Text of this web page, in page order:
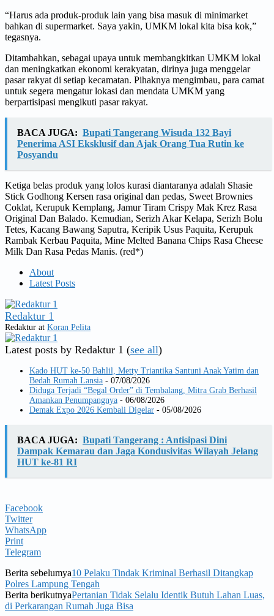
“Harus ada produk-produk lain yang bisa masuk di minimarket
bahkan di supermarket. Saya yakin, UMKM lokal kita bisa kok,”
tegasnya.
Ditambahkan, sebagai upaya untuk membangkitkan UMKM lokal
dan meningkatkan ekonomi kerakyatan, dirinya juga menggelar
pasar rakyat di setiap kecamatan. Pihaknya mengimbau, para camat
untuk segera mengatur lokasi dan mendata UMKM yang
berpartisipasi mengikuti pasar rakyat.
BACA JUGA: Bupati Tangerang Wisuda 132 Bayi
Penerima ASI Eksklusif dan Ajak Orang Tua Rutin ke
Posyandu
Ketiga belas produk yang lolos kurasi diantaranya adalah Shasie
Stick Godhong Kersen rasa original dan pedas, Sweet Brownies
Coklat, Kerupuk Kemplang, Jamur Tiram Crispy Mak Krez Rasa
Original Dan Balado. Kemudian, Serizh Akar Kelapa, Serizh Bolu
Tetes, Kacang Bawang Saputra, Keripik Usus Paquita, Kerupuk
Rambak Kerbau Paquita, Mine Melted Banana Chips Rasa Cheese
Milk Dan Rasa Pedas Manis. (red*)
About
Latest Posts
Redaktur 1
Redaktur at Koran Pelita
Latest posts by Redaktur 1 (see all)
Kado HUT ke-50 Bahlil, Metty Triantika Santuni Anak Yatim dan
Bedah Rumah Lansia - 07/08/2026
Diduga Terjadi “Begal Order” di Tembalang, Mitra Grab Berhasil
Amankan Penumpangnya - 06/08/2026
Demak Expo 2026 Kembali Digelar - 05/08/2026
BACA JUGA: Bupati Tangerang : Antisipasi Dini
Dampak Kemarau dan Jaga Kondusivitas Wilayah Jelang
HUT ke-81 RI
Facebook
Twitter
WhatsApp
Print
Telegram
Berita sebelumya10 Pelaku Tindak Kriminal Berhasil Ditangkap
Polres Lampung Tengah
Berita berikutnyaPertanian Tidak Selalu Identik Butuh Lahan Luas,
di Perkarangan Rumah Juga Bisa